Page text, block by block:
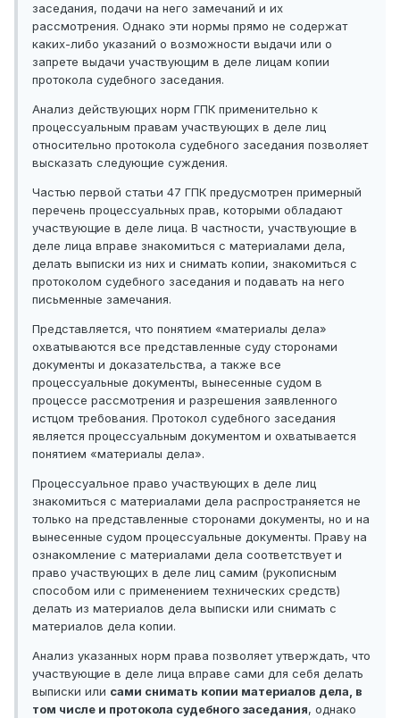
заседания, подачи на него замечаний и их
рассмотрения. Однако эти нормы прямо не содержат
каких-либо указаний о возможности выдачи или о
запрете выдачи участвующим в деле лицам копии
протокола судебного заседания.
Анализ действующих норм ГПК применительно к
процессуальным правам участвующих в деле лиц
относительно протокола судебного заседания позволяет
высказать следующие суждения.
Частью первой статьи 47 ГПК предусмотрен примерный
перечень процессуальных прав, которыми обладают
участвующие в деле лица. В частности, участвующие в
деле лица вправе знакомиться с материалами дела,
делать выписки из них и снимать копии, знакомиться с
протоколом судебного заседания и подавать на него
письменные замечания.
Представляется, что понятием «материалы дела»
охватываются все представленные суду сторонами
документы и доказательства, а также все
процессуальные документы, вынесенные судом в
процессе рассмотрения и разрешения заявленного
истцом требования. Протокол судебного заседания
является процессуальным документом и охватывается
понятием «материалы дела».
Процессуальное право участвующих в деле лиц
знакомиться с материалами дела распространяется не
только на представленные сторонами документы, но и на
вынесенные судом процессуальные документы. Праву на
ознакомление с материалами дела соответствует и
право участвующих в деле лиц самим (рукописным
способом или с применением технических средств)
делать из материалов дела выписки или снимать с
материалов дела копии.
Анализ указанных норм права позволяет утверждать, что
участвующие в деле лица вправе сами для себя делать
выписки или сами снимать копии материалов дела, в
том числе и протокола судебного заседания, однако